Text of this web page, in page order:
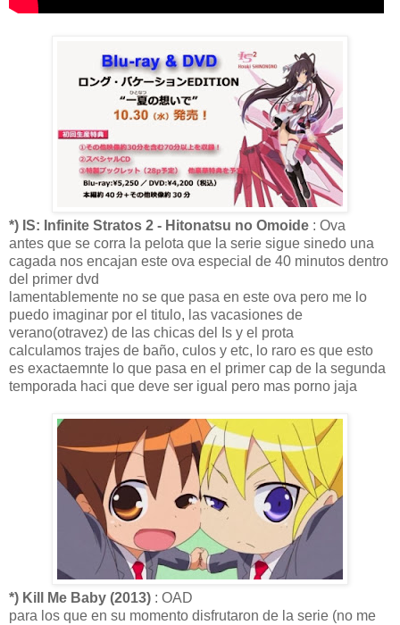
*) IS: Infinite Stratos 2 - Hitonatsu no Omoide : Ova
antes que se corra la pelota que la serie sigue sinedo una
cagada nos encajan este ova especial de 40 minutos dentro
del primer dvd
lamentablemente no se que pasa en este ova pero me lo
puedo imaginar por el titulo, las vacasiones de
verano(otravez) de las chicas del Is y el prota
calculamos trajes de baño, culos y etc, lo raro es que esto
es exactaemnte lo que pasa en el primer cap de la segunda
temporada haci que deve ser igual pero mas porno jaja
*) Kill Me Baby (2013) : OAD
para los que en su momento disfrutaron de la serie (no me